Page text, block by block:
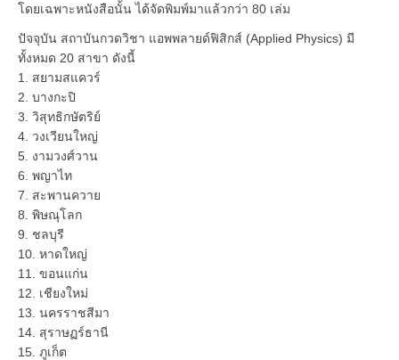
โดยเฉพาะหนังสือนั้น ได้จัดพิมพ์มาแล้วกว่า 80 เล่ม
ปัจจุบัน สถาบันกวดวิชา แอพพลายด์ฟิสิกส์ (Applied Physics) มี
ทั้งหมด 20 สาขา ดังนี้
1. สยามสแควร์
2. บางกะปิ
3. วิสุทธิกษัตริย์
4. วงเวียนใหญ่
5. งามวงศ์วาน
6. พญาไท
7. สะพานควาย
8. พิษณุโลก
9. ชลบุรี
10. หาดใหญ่
11. ขอนแก่น
12. เชียงใหม่
13. นครราชสีมา
14. สุราษฏร์ธานี
15. ภูเก็ต